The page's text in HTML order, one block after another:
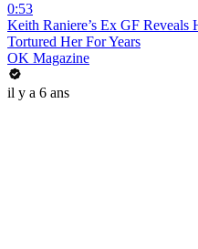
0:53
Keith Raniere’s Ex GF
Tortured Her For Years
OK Magazine
il y a 6 ans